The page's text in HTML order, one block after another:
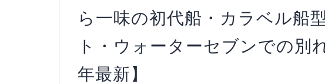
ら一味の初代船・カラベル船
ト・ウォーターセブンでの別
年最新】